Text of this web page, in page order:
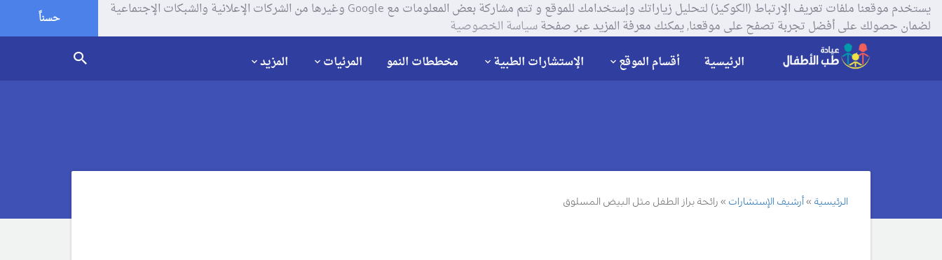
يستخدم موقعنا ملفات تعريف الإرتباط (الكوكيز) لتحليل زياراتك وإستخدامك للموقع و تتم مشاركة بعض المعلومات مع Google وغيرها من الشركات الإعلانية والشبكات الإجتماعية
لضمان حصولك على أفضل تجربة تصفح على موقعنا, يمكنك معرفة المزيد عبر صفحةسياسة الخصوصية حسناً
الرئيسية أقسام الموقع الإستشارات الطبية مخططات النمو المرئيات المزيد
الرئيسية أرشيف الإستشارات رائحة براز الطفل مثل البيض المسلوق